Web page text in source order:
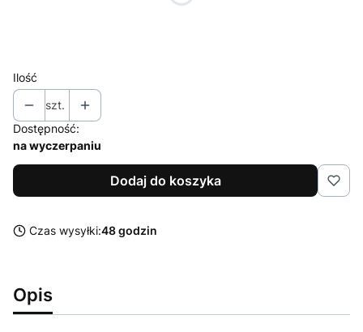
Ilość
szt.
Dostępność:
na wyczerpaniu
Dodaj do koszyka
Czas wysyłki:48 godzin
Opis